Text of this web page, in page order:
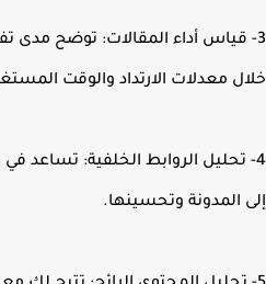
قياس أداء المقالات: توضح مدى
معدلات الارتداد والوقت
تحليل الروابط الخلفية: تساعد في
المدونة وتحسينها.